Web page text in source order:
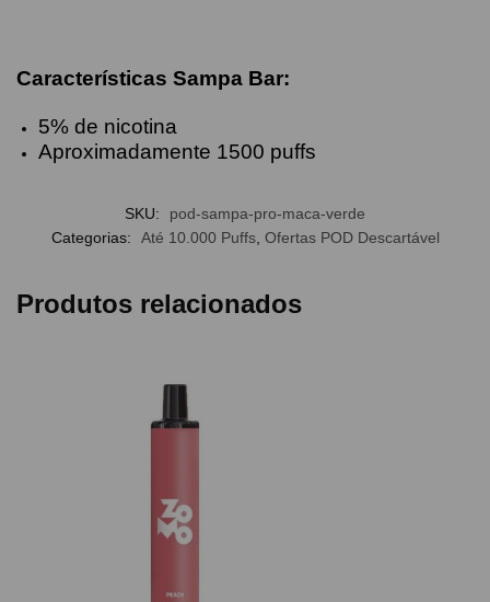
Características Sampa Bar:
5% de nicotina
Aproximadamente 1500 puffs
SKU:
pod-sampa-pro-maca-verde
Categorias:
Até 10.000 Puffs, Ofertas POD Descartável
Produtos relacionados